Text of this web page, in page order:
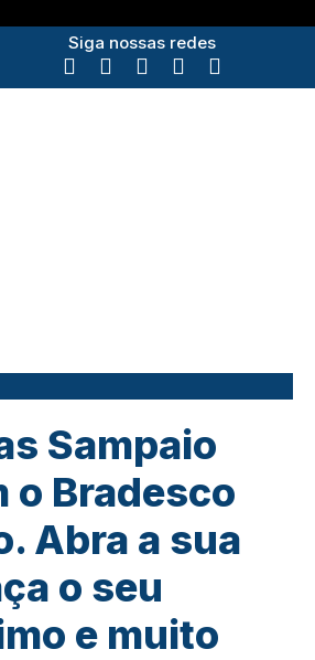
Siga nossas redes
Sampaio
o Bradesco
Abra a sua
o seu
e muito